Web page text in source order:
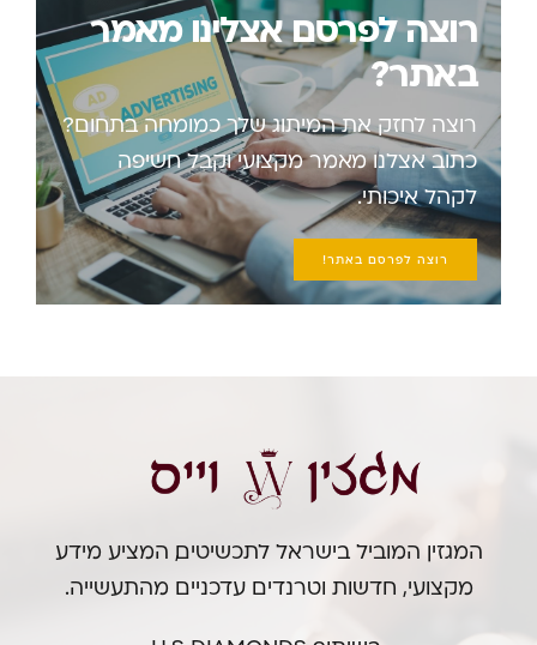
רוצה לפרסם אצלינו מאמר
באתר?
רוצה לחזק את המיתוג שלך כמומחה בתחום?
כתוב אצלנו מאמר מקצועי וקבל חשיפה
לקהל איכותי.
רוצה לפרסם באתר!
המגזין המוביל בישראל לתכשיטים, המציע מידע
מקצועי, חדשות וטרנדים עדכניים מהתעשייה.